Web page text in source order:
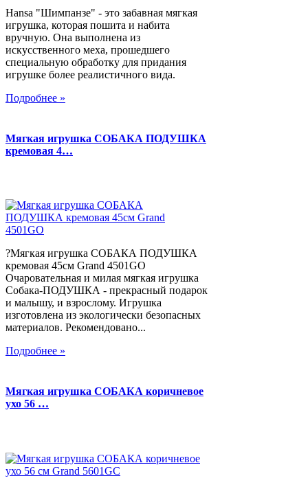
Hansa "Шимпанзе" - это забавная мягкая
игрушка, которая пошита и набита
вручную. Она выполнена из
искусственного меха, прошедшего
специальную обработку для придания
игрушке более реалистичного вида.
Подробнее »
Мягкая игрушка СОБАКА ПОДУШКА
кремовая 4…
?Мягкая игрушка СОБАКА ПОДУШКА
кремовая 45см Grand 4501GO
Очаровательная и милая мягкая игрушка
Собака-ПОДУШКА - прекрасный подарок
и малышу, и взрослому. Игрушка
изготовлена из экологически безопасных
материалов. Рекомендовано...
Подробнее »
Мягкая игрушка СОБАКА коричневое
ухо 56 …